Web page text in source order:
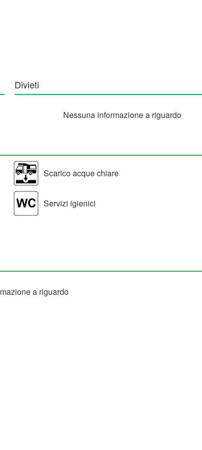
Divieti
Nessuna informazione a riguardo
Scarico acque chiare
Servizi igienici
a riguardo